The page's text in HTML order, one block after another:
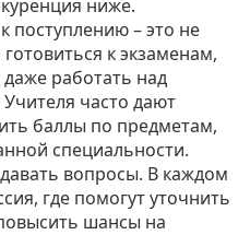
ниже.
поступлению – это не
к экзаменам,
работать над
часто дают
баллы по предметам,
специальности.
вопросы. В каждом
где помогут уточнить
шансы на